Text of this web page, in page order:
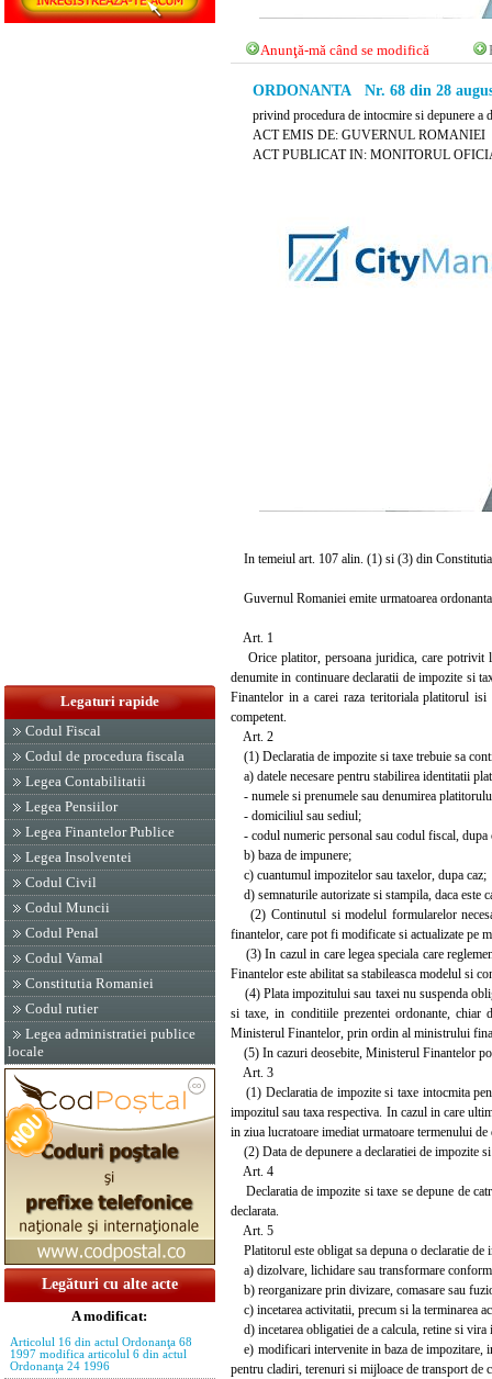
Legaturi rapide
Codul Fiscal
Codul de procedura fiscala
Legea Contabilitatii
Legea Pensiilor
Legea Finantelor Publice
Legea Insolventei
Codul Civil
Codul Muncii
Codul Penal
Codul Vamal
Constitutia Romaniei
Codul rutier
Legea administratiei publice
locale
Legături cu alte acte
A modificat:
Articolul 16 din actul Ordonanţa 68
1997 modifica articolul 6 din actul
Ordonanţa 24 1996
Anunţă-mă când se modifică
ORDONANTA Nr. 68 din 28
privind procedura de intocmire si depunere a
ACT EMIS DE: GUVERNUL ROMANIEI
ACT PUBLICAT IN: MONITORUL
In temeiul art. 107 alin. (1) si (3) din Constitutia
Guvernul Romaniei emite urmatoarea
Art. 1
Orice platitor, persoana juridica, care potrivit
denumite in continuare declaratii de impozite si
Finantelor in a carei raza teritoriala platitorul
competent.
Art. 2
(1) Declaratia de impozite si taxe trebuie sa
a) datele necesare pentru stabilirea identitatii
- numele si prenumele sau denumirea
- domiciliul sau sediul;
- codul numeric personal sau codul fiscal, dupa
b) baza de impunere;
c) cuantumul impozitelor sau taxelor, dupa caz;
d) semnaturile autorizate si stampila, daca este
(2) Continutul si modelul formularelor
finantelor, care pot fi modificate si actualizate pe
(3) In cazul in care legea speciala care
Finantelor este abilitat sa stabileasca modelul si
(4) Plata impozitului sau taxei nu suspenda
si taxe, in conditiile prezentei ordonante, chiar
Ministerul Finantelor, prin ordin al ministrului
(5) In cazuri deosebite, Ministerul Finantelor
Art. 3
(1) Declaratia de impozite si taxe intocmita
impozitul sau taxa respectiva. In cazul in care
in ziua lucratoare imediat urmatoare termenului de
(2) Data de depunere a declaratiei de impozite
Art. 4
Declaratia de impozite si taxe se depune de
declarata.
Art. 5
Platitorul este obligat sa depuna o declaratie
a) dizolvare, lichidare sau transformare
b) reorganizare prin divizare, comasare sau
c) incetarea activitatii, precum si la terminarea
d) incetarea obligatiei de a calcula, retine si vira
e) modificari intervenite in baza de impozitare,
pentru cladiri, terenuri si mijloace de transport de